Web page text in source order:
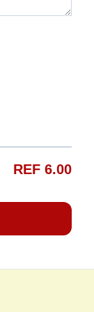
REF 6.00